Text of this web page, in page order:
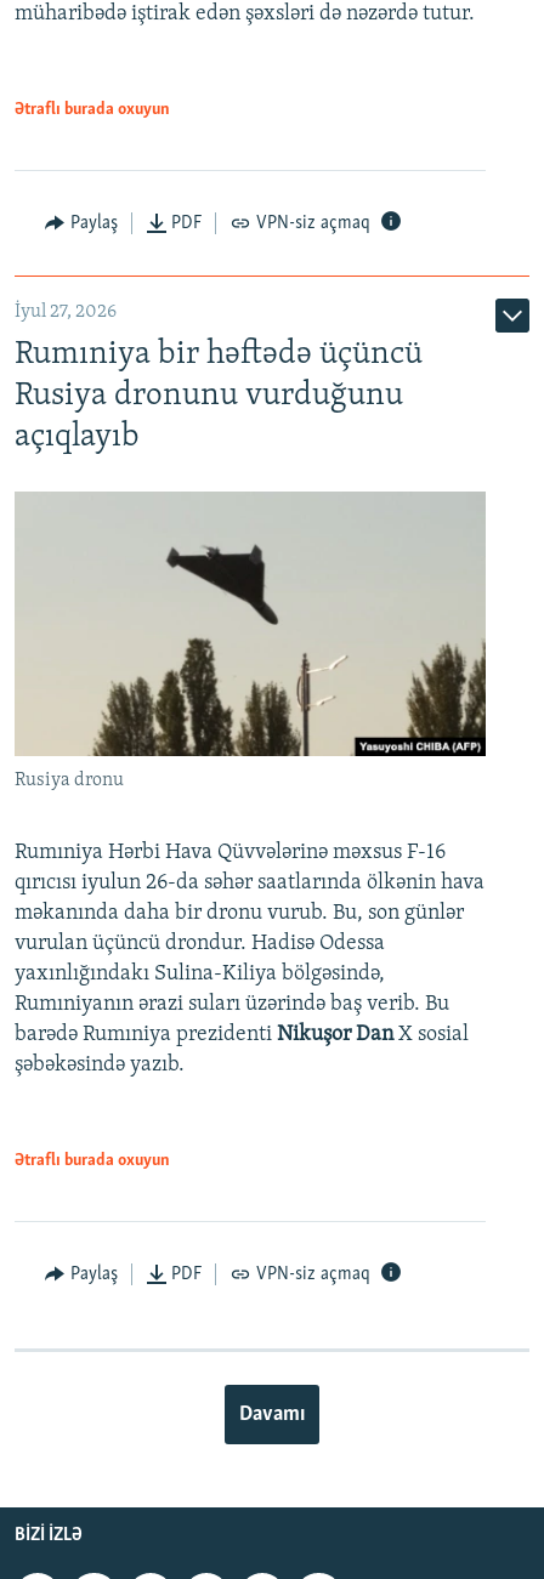
müharibədə iştirak edən şəxsləri də nəzərdə tutur.
Ətraflı burada oxuyun
Paylaş PDF VPN-siz açmaq
İyul 27, 2026
Rumıniya bir həftədə üçüncü
Rusiya dronunu vurduğunu
açıqlayıb
Rusiya dronu
Rumıniya Hərbi Hava Qüvvələrinə məxsus F-16
qırıcısı iyulun 26-da səhər saatlarında ölkənin hava
məkanında daha bir dronu vurub. Bu, son günlər
vurulan üçüncü drondur. Hadisə Odessa
yaxınlığındakı Sulina-Kiliya bölgəsində,
Rumıniyanın ərazi suları üzərində baş verib. Bu
barədə Rumıniya prezidenti Nikuşor DanX sosial
şəbəkəsində yazıb.
Ətraflı burada oxuyun
Paylaş PDF VPN-siz açmaq
Davamı
BIZI IZLƏ